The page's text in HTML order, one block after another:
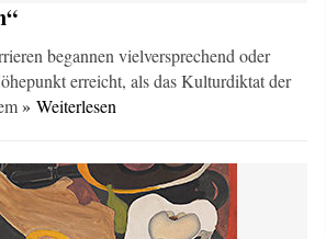
begannen vielversprechend oder
erreicht, als das Kulturdiktat der
» Weiterlesen